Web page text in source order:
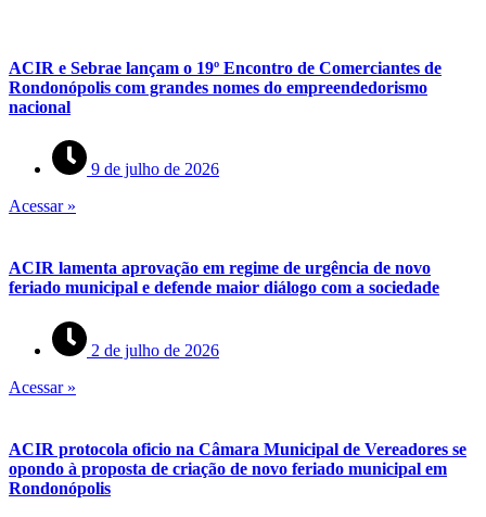
ACIR e Sebrae lançam o 19º Encontro de Comerciantes de
Rondonópolis com grandes nomes do empreendedorismo
nacional
9 de julho de 2026
Acessar »
ACIR lamenta aprovação em regime de urgência de novo
feriado municipal e defende maior diálogo com a sociedade
2 de julho de 2026
Acessar »
ACIR protocola oficio na Câmara Municipal de Vereadores se
opondo à proposta de criação de novo feriado municipal em
Rondonópolis